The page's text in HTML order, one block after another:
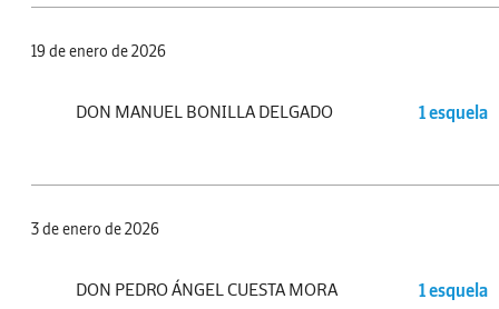
19 de enero de 2026
DON MANUEL BONILLA DELGADO 1 esquela
3 de enero de 2026
DON PEDRO ÁNGEL CUESTA MORA 1 esquela